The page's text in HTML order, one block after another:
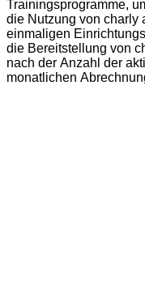
Trainingsprogramme,
die Nutzung von charly
einmaligen
die Bereitstellung von
nach der Anzahl der
monatlichen